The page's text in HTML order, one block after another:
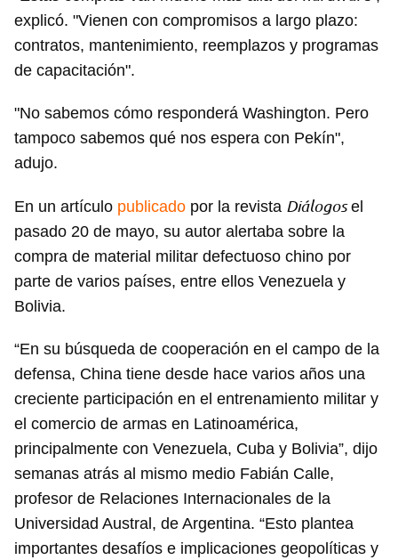
explicó. "Vienen con compromisos a largo plazo:
contratos, mantenimiento, reemplazos y programas
de capacitación".
"No sabemos cómo responderá Washington. Pero
tampoco sabemos qué nos espera con Pekín",
adujo.
En un artículo publicado por la revista Diálogosel
pasado 20 de mayo, su autor alertaba sobre la
compra de material militar defectuoso chino por
parte de varios países, entre ellos Venezuela y
Bolivia.
“En su búsqueda de cooperación en el campo de la
defensa, China tiene desde hace varios años una
creciente participación en el entrenamiento militar y
el comercio de armas en Latinoamérica,
principalmente con Venezuela, Cuba y Bolivia”, dijo
semanas atrás al mismo medio Fabián Calle,
profesor de Relaciones Internacionales de la
Universidad Austral, de Argentina. “Esto plantea
importantes desafíos e implicaciones geopolíticas y